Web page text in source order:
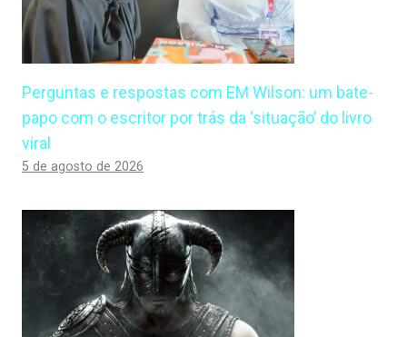
Perguntas e respostas com EM Wilson: um bate-
papo com o escritor por trás da ‘situação’ do livro
viral
5 de agosto de 2026